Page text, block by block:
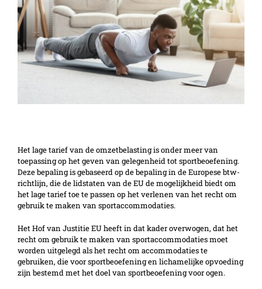
Het lage tarief van de omzetbelasting is onder meer van
toepassing op het geven van gelegenheid tot sportbeoefening.
Deze bepaling is gebaseerd op de bepaling in de Europese btw-
richtlijn, die de lidstaten van de EU de mogelijkheid biedt om
het lage tarief toe te passen op het verlenen van het recht om
gebruik te maken van sportaccommodaties.
Het Hof van Justitie EU heeft in dat kader overwogen, dat het
recht om gebruik te maken van sportaccommodaties moet
worden uitgelegd als het recht om accommodaties te
gebruiken, die voor sportbeoefening en lichamelijke opvoeding
zijn bestemd met het doel van sportbeoefening voor ogen.